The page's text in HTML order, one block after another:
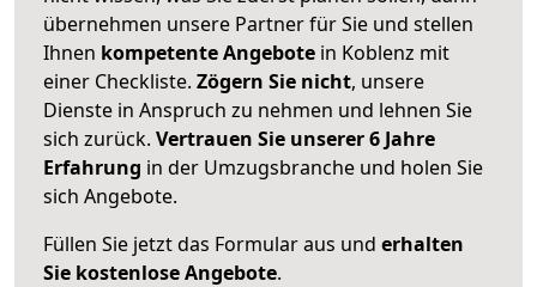
übernehmen unsere Partner für Sie und stellen
Ihnen kompetente Angebote in Koblenz mit
einer Checkliste. Zögern Sie nicht, unsere
Dienste in Anspruch zu nehmen und lehnen Sie
sich zurück. Vertrauen Sie unserer 6 Jahre
Erfahrung in der Umzugsbranche und holen Sie
sich Angebote.
Füllen Sie jetzt das Formular aus und erhalten
Sie kostenlose Angebote.